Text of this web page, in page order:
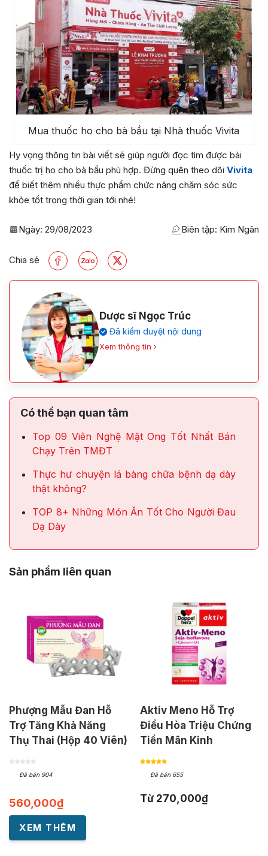
Mua thuốc ho cho bà bầu tại Nhà thuốc Vivita
Hy vọng thông tin bài viết sẽ giúp người đọc tìm được bài
thuốc trị ho cho bà bầu phù hợp. Đừng quên theo dõi Vivita
để biết thêm nhiều thực phẩm chức năng chăm sóc sức
khỏe tốt trong thời gian tới nhé!
Ngày: 29/08/2023 Biên tập: Kim Ngân
Chia sẻ
Dược sĩ Ngọc Trúc
Đã kiểm duyệt nội dung
Xem thông tin
Có thể bạn quan tâm
Top 09 Viên Nghệ Mật Ong Tốt Nhất Bán
Chạy Trên TMĐT
Thực hư chuyện lá bàng chữa bệnh dạ dày
thật không?
TOP 8+ Những Món Ăn Tốt Cho Người Đau
Dạ Dày
Sản phẩm liên quan
Phượng Mẫu Đan Hỗ
Trợ Tăng Khả Năng
Thụ Thai (Hộp 40 Viên)
Đã bán 904
560,000₫
Aktiv Meno Hỗ Trợ
Điều Hòa Triệu Chứng
Tiền Mãn Kinh
Đã bán 655
Từ 270,000₫
XEM THÊM